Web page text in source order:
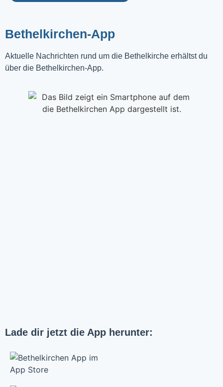
Bethelkirchen-App
Aktuelle Nachrichten rund um die Bethelkirche erhältst du
über die Bethelkirchen-App.
Lade dir jetzt die App herunter: